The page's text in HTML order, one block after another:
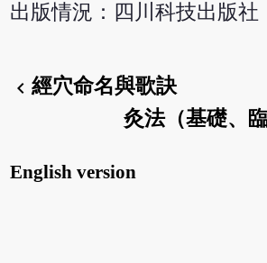
出版情況：四川科技出版社
chevron_left經穴命名與歌訣
灸法（基礎、
English version